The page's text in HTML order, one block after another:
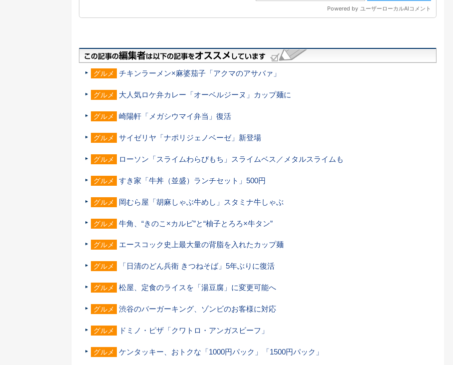
グルメ チキンラーメン×麻婆茄子「アクマのアサバァ」
グルメ 大人気ロケ弁カレー「オーベルジーヌ」カップ麺に
グルメ 崎陽軒「メガシウマイ弁当」復活
グルメ サイゼリヤ「ナポリジェノベーゼ」新登場
グルメ ローソン「スライムわらびもち」スライムベス／メタルスライムも
グルメ すき家「牛丼（並盛）ランチセット」500円
グルメ 岡むら屋「胡麻しゃぶ牛めし」スタミナ牛しゃぶ
グルメ 牛角、“きのこ×カルビ”と“柚子とろろ×牛タン”
グルメ エースコック史上最大量の背脂を入れたカップ麺
グルメ 「日清のどん兵衛 きつねそば」5年ぶりに復活
グルメ 松屋、定食のライスを「湯豆腐」に変更可能へ
グルメ 渋谷のバーガーキング、ゾンビのお客様に対応
グルメ ドミノ・ピザ「クワトロ・アンガスビーフ」
グルメ ケンタッキー、おトクな「1000円パック」「1500円パック」